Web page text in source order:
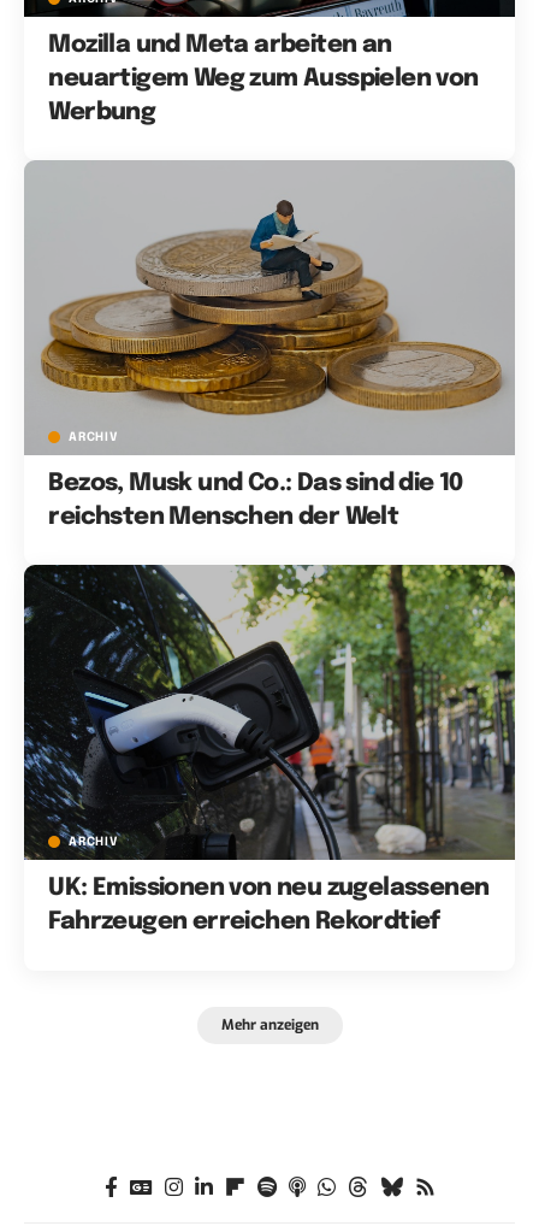
Mozilla und Meta arbeiten an
neuartigem Weg zum Ausspielen von
Werbung
ARCHIV
Bezos, Musk und Co.: Das sind die 10
reichsten Menschen der Welt
ARCHIV
UK: Emissionen von neu zugelassenen
Fahrzeugen erreichen Rekordtief
Mehr anzeigen